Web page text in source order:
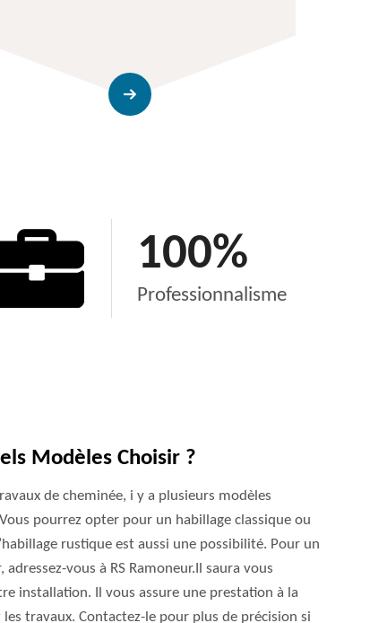
100%
Professionnalisme
Modèles Choisir ?
de cheminée, i y a plusieurs modèles
pourrez opter pour un habillage classique ou
rustique est aussi une possibilité. Pour un
vous à RS Ramoneur.Il saura vous
installation. Il vous assure une prestation à la
travaux. Contactez-le pour plus de précision si